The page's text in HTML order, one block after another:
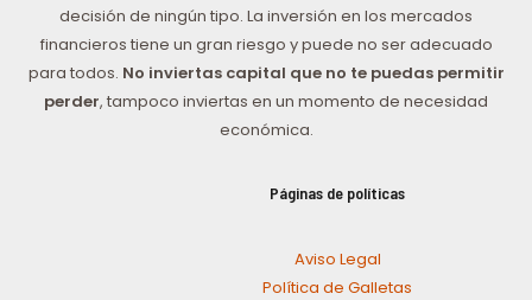
decisión de ningún tipo. La inversión en los mercados
financieros tiene un gran riesgo y puede no ser adecuado
para todos. No inviertas capital que no te puedas permitir
perder, tampoco inviertas en un momento de necesidad
económica.
Páginas de políticas
Aviso Legal
Política de Galletas